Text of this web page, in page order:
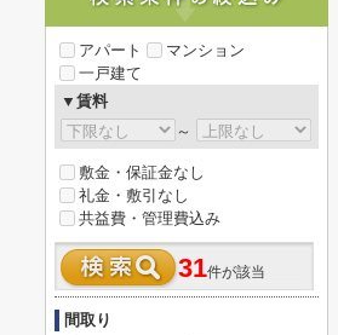
アパート
マンション
一戸建て
▼賃料
～
敷金・保証金なし
礼金・敷引なし
共益費・管理費込み
31件が該当
間取り